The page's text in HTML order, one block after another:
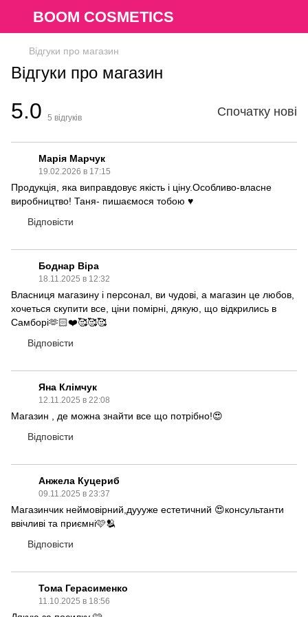
BOOM COSMETICS
Відгуки про магазин
Відгуки про магазин
5.0 5 відгуків Спочатку нові
Марія Марчук
19.02.2026 в 17:15
Продукція, яка виправдовує якість і ціну.Особливо-власне
виробництво! Таня- пишаємося тобою ♥️
Відповісти
Боднар Віра
18.11.2025 в 12:32
Власниця магазину і персонал, ви чудові, а магазин це любов,
хочеться скупити все, ціни помірні, дякую, що відкрились в
Самборі🫶🏻❤️🥰🥰🥰
Відповісти
Яна Клімчук
12.11.2025 в 22:08
Магазин , де можна знайти все що потрібно!😍
Відповісти
Анжела Куцериб
09.11.2025 в 23:37
Магазинчик неймовірний,дуууже естетичний 😍консультанти
ввічливі та приємні🩷🫂
Відповісти
Тома Герасименко
11.10.2025 в 18:56